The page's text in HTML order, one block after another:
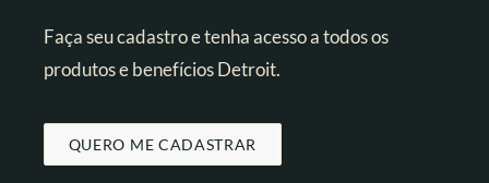
Faça seu cadastro e tenha acesso a todos os
produtos e benefícios Detroit.
QUERO ME CADASTRAR